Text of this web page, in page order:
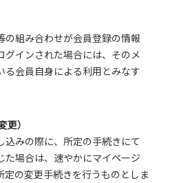
の組み合わせが会員登録の情報
グインされた場合には、そのメ
る会員自身による利用とみなす
）
込みの際に、所定の手続きにて
た場合は、速やかにマイページ
定の変更手続きを行うものとしま